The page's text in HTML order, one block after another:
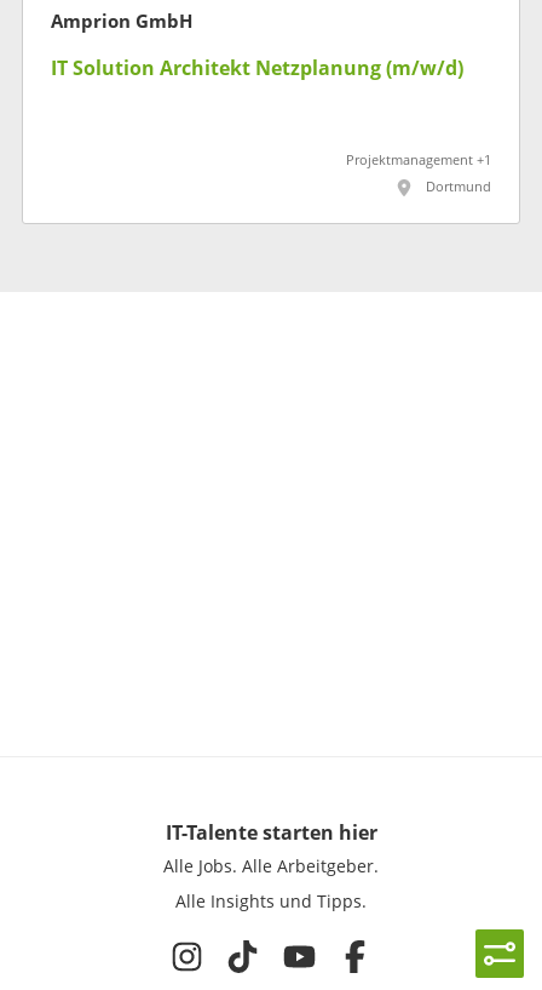
Amprion GmbH
IT Solution Architekt Netzplanung (m/w/d)
Projektmanagement +1
Dortmund
IT-Talentestarten hier
Alle Jobs. Alle Arbeitgeber.
Alle Insights und Tipps.